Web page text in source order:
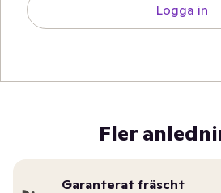
Logga in
Fler
Garanterat fräscht